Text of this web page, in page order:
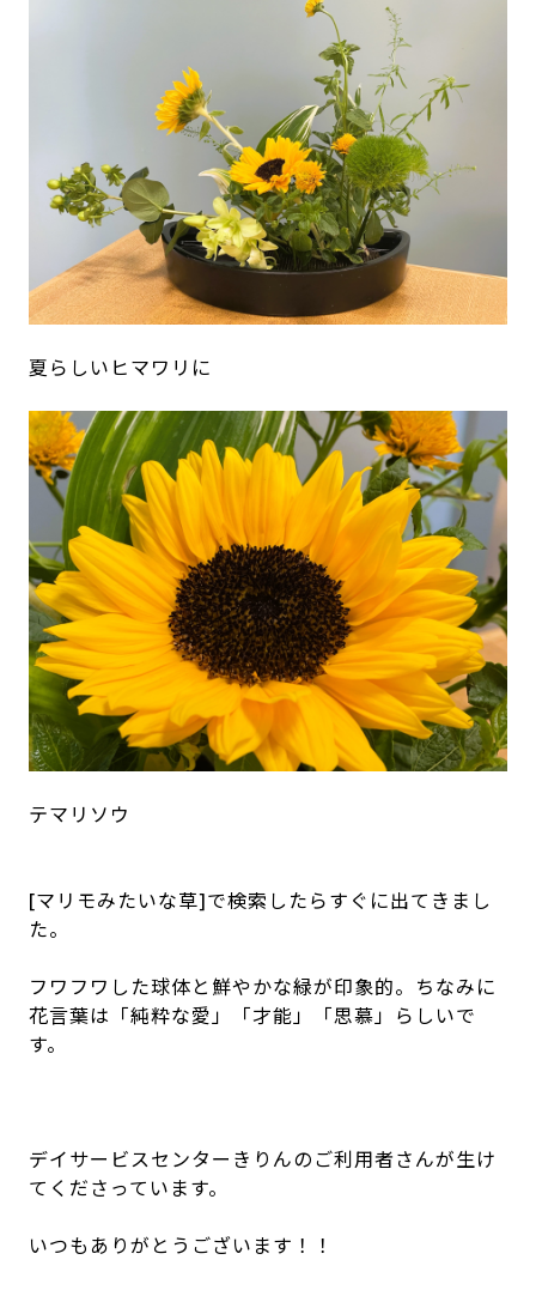
夏らしいヒマワリに
テマリソウ
[マリモみたいな草]で検索したらすぐに出てきまし
た。
フワフワした球体と鮮やかな緑が印象的。ちなみに
花言葉は「純粋な愛」「才能」「思慕」らしいで
す。
デイサービスセンターきりんのご利用者さんが生け
てくださっています。
いつもありがとうございます！！